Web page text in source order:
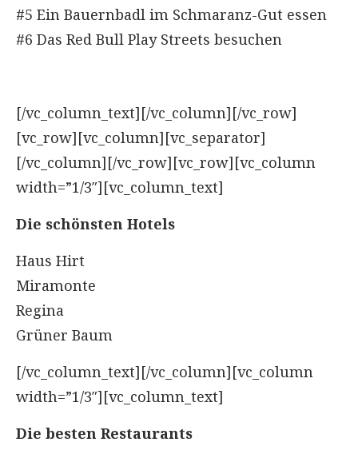
#5 Ein Bauernbadl im Schmaranz-Gut essen
#6 Das Red Bull Play Streets besuchen
[/vc_column_text][/vc_column][/vc_row]
[vc_row][vc_column][vc_separator]
[/vc_column][/vc_row][vc_row][vc_column
width=”1/3″][vc_column_text]
Die schönsten Hotels
Haus Hirt
Miramonte
Regina
Grüner Baum
[/vc_column_text][/vc_column][vc_column
width=”1/3″][vc_column_text]
Die besten Restaurants